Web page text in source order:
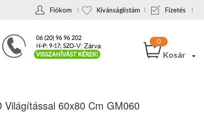
Fiókom Kívánságlistám Fizetés
Kosár
60x80 Cm GM060